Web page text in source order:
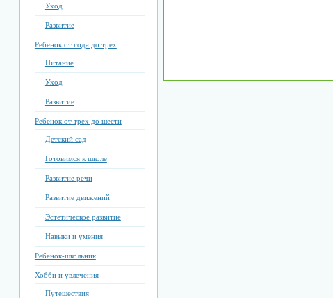
Уход
Развитие
Ребенок от года до трех
Питание
Уход
Развитие
Ребенок от трех до шести
Детский сад
Готовимся к школе
Развитие речи
Развитие движений
Эстетическое развитие
Навыки и умения
Ребенок-школьник
Хобби и увлечения
Путешествия